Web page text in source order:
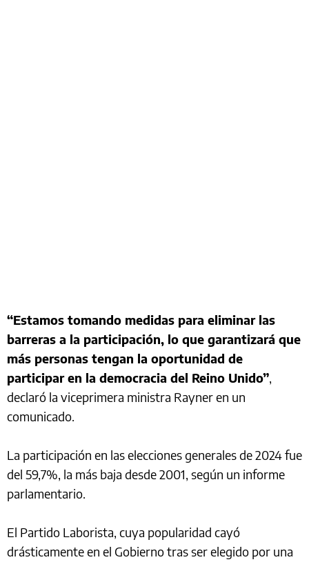
“Estamos tomando medidas para eliminar las
barreras a la participación, lo que garantizará que
más personas tengan la oportunidad de
participar en la democracia del Reino Unido”,
declaró la viceprimera ministra Rayner en un
comunicado.
La participación en las elecciones generales de 2024 fue
del 59,7%, la más baja desde 2001, según un informe
parlamentario.
El Partido Laborista, cuya popularidad cayó
drásticamente en el Gobierno tras ser elegido por una